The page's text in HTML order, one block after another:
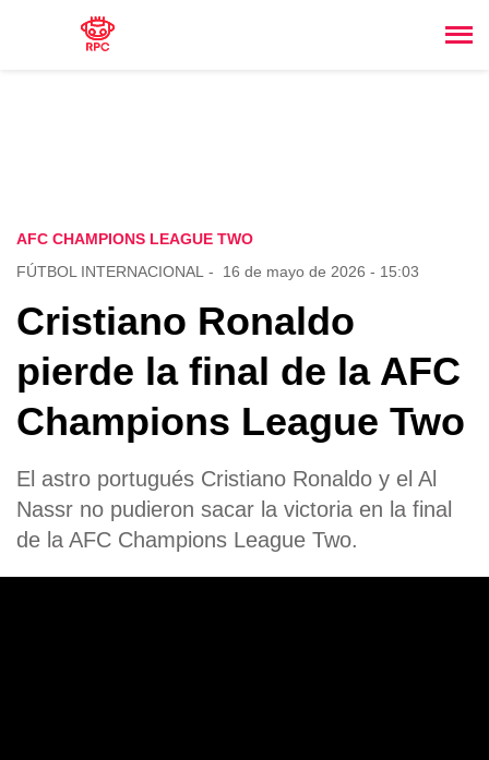
AFC CHAMPIONS LEAGUE TWO
FÚTBOL INTERNACIONAL - 16 de mayo de 2026 - 15:03
Cristiano Ronaldo
pierde la final de la AFC
Champions League Two
El astro portugués Cristiano Ronaldo y el Al
Nassr no pudieron sacar la victoria en la final
de la AFC Champions League Two.